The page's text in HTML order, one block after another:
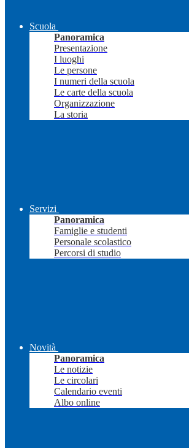
Scuola
Panoramica
Presentazione
I luoghi
Le persone
I numeri della scuola
Le carte della scuola
Organizzazione
La storia
Servizi
Panoramica
Famiglie e studenti
Personale scolastico
Percorsi di studio
Novità
Panoramica
Le notizie
Le circolari
Calendario eventi
Albo online